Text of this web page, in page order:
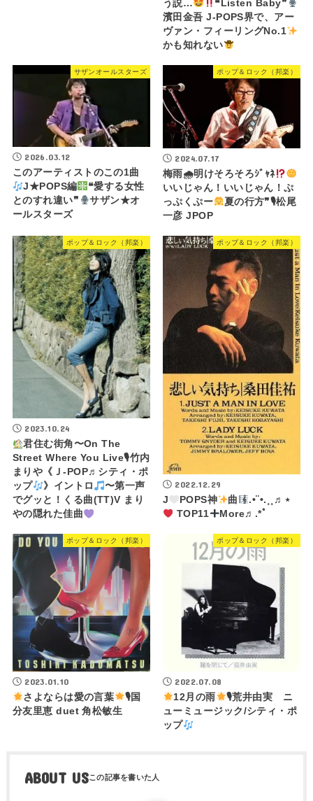
う説…
❝Listen Baby❞
濱田金吾 J-POPS界で、アー
ヴァン・フィーリングNo.1
かも知れない
サザンオールスターズ
2026.03.12
このアーティストのこの1曲
J★POPS編
❝愛する女性
とのすれ違い❞
サザン★オ
ールスターズ
ポップ＆ロック（邦楽）
2024.07.17
梅雨🌧明けそろそろｼﾞｬﾈ
いいじゃん！いいじゃん！ぷ
っぷくぷー
夏の行方❞🎙松尾
一彦 JPOP
ポップ＆ロック（邦楽）
2023.10.24
君住む街角〜On The
Street Where You Live🎙竹内
まりや《Ｊ-POP♬シティ・ポ
ップ
》イントロ
〜第一声
でグッと！くる曲(TT)V まり
やの隠れた佳曲
ポップ＆ロック（邦楽）
2022.12.29
J
POPS神 曲
.•¨•.¸¸♬⋆
TOP11
More♬.*ﾟ
ポップ＆ロック（邦楽）
2023.01.10
さよならは愛の言葉
🎙国
分友里恵 duet 角松敏生
ポップ＆ロック（邦楽）
2022.07.08
12月の雨
🎙荒井由実 ニ
ューミュージック/シティ・ポ
ップ
ABOUT US